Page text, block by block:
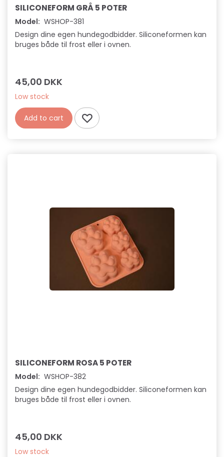
SILICONEFORM GRÅ 5 POTER
Model: WSHOP-381
Design dine egen hundegodbidder. Siliconeformen kan
bruges både til frost eller i ovnen.
45,00 DKK
Low stock
Add to cart
SILICONEFORM ROSA 5 POTER
Model: WSHOP-382
Design dine egen hundegodbidder. Siliconeformen kan
bruges både til frost eller i ovnen.
45,00 DKK
Low stock